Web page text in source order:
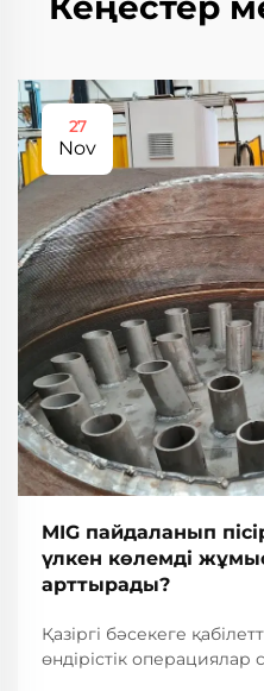
27
Nov
MIG пайдаланып
үлкен көлемді
арттырады?
Қазіргі бәсекеге
өндірістік